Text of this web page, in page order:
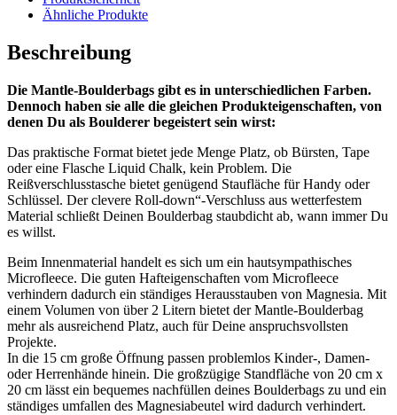
Ähnliche Produkte
Beschreibung
Die Mantle-Boulderbags gibt es in unterschiedlichen Farben.
Dennoch haben sie alle die gleichen Produkteigenschaften, von
denen Du als Boulderer begeistert sein wirst:
Das praktische Format bietet jede Menge Platz, ob Bürsten, Tape
oder eine Flasche Liquid Chalk, kein Problem. Die
Reißverschlusstasche bietet genügend Staufläche für Handy oder
Schlüssel. Der clevere Roll-down“-Verschluss aus wetterfestem
Material schließt Deinen Boulderbag staubdicht ab, wann immer Du
es willst.
Beim Innenmaterial handelt es sich um ein hautsympathisches
Microfleece. Die guten Hafteigenschaften vom Microfleece
verhindern dadurch ein ständiges Herausstauben von Magnesia. Mit
einem Volumen von über 2 Litern bietet der Mantle-Boulderbag
mehr als ausreichend Platz, auch für Deine anspruchsvollsten
Projekte.
In die 15 cm große Öffnung passen problemlos Kinder-, Damen-
oder Herrenhände hinein. Die großzügige Standfläche von 20 cm x
20 cm lässt ein bequemes nachfüllen deines Boulderbags zu und ein
ständiges umfallen des Magnesiabeutel wird dadurch verhindert.